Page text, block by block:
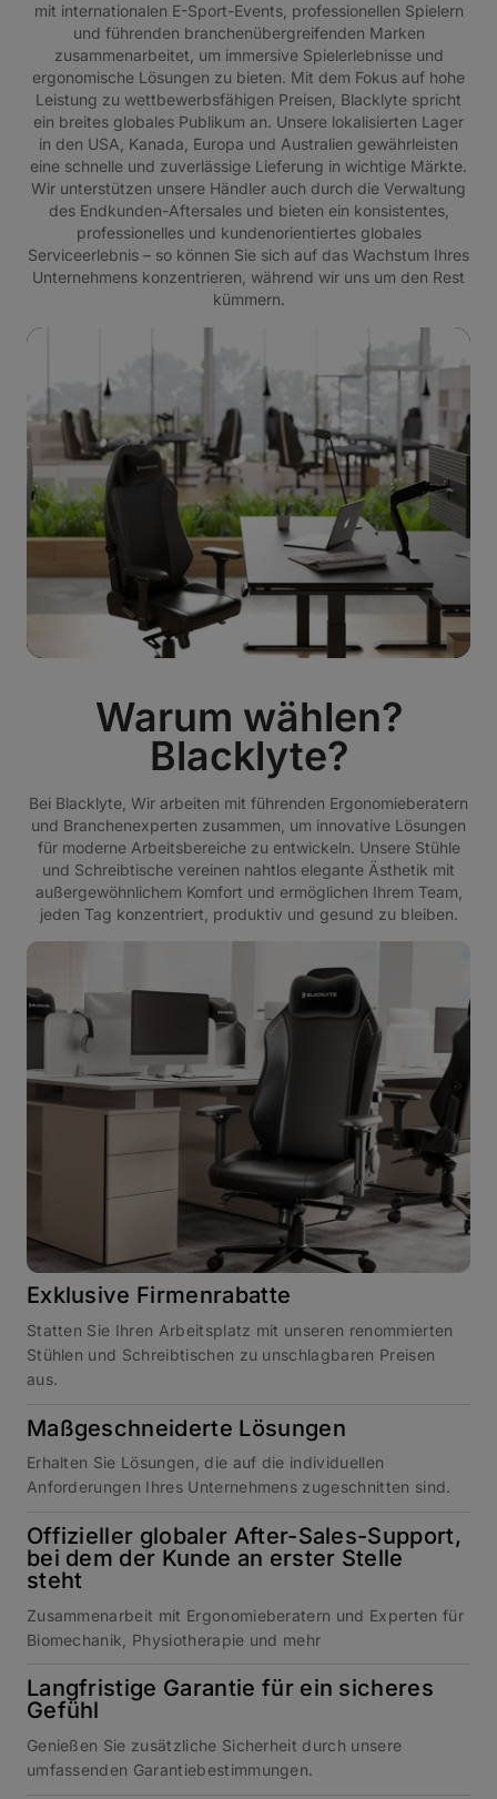
mit internationalen E-Sport-Events, professionellen Spielern
und führenden branchenübergreifenden Marken
zusammenarbeitet, um immersive Spielerlebnisse und
ergonomische Lösungen zu bieten. Mit dem Fokus auf hohe
Leistung zu wettbewerbsfähigen Preisen, Blacklyte spricht
ein breites globales Publikum an. Unsere lokalisierten Lager
in den USA, Kanada, Europa und Australien gewährleisten
eine schnelle und zuverlässige Lieferung in wichtige Märkte.
Wir unterstützen unsere Händler auch durch die Verwaltung
des Endkunden-Aftersales und bieten ein konsistentes,
professionelles und kundenorientiertes globales
Serviceerlebnis – so können Sie sich auf das Wachstum Ihres
Unternehmens konzentrieren, während wir uns um den Rest
kümmern.
Warum wählen?
Blacklyte?
Bei Blacklyte, Wir arbeiten mit führenden Ergonomieberatern
und Branchenexperten zusammen, um innovative Lösungen
für moderne Arbeitsbereiche zu entwickeln. Unsere Stühle
und Schreibtische vereinen nahtlos elegante Ästhetik mit
außergewöhnlichem Komfort und ermöglichen Ihrem Team,
jeden Tag konzentriert, produktiv und gesund zu bleiben.
Exklusive Firmenrabatte
Statten Sie Ihren Arbeitsplatz mit unseren renommierten
Stühlen und Schreibtischen zu unschlagbaren Preisen
aus.
Maßgeschneiderte Lösungen
Erhalten Sie Lösungen, die auf die individuellen
Anforderungen Ihres Unternehmens zugeschnitten sind.
Offizieller globaler After-Sales-Support,
bei dem der Kunde an erster Stelle
steht
Zusammenarbeit mit Ergonomieberatern und Experten für
Biomechanik, Physiotherapie und mehr
Langfristige Garantie für ein sicheres
Gefühl
Genießen Sie zusätzliche Sicherheit durch unsere
umfassenden Garantiebestimmungen.